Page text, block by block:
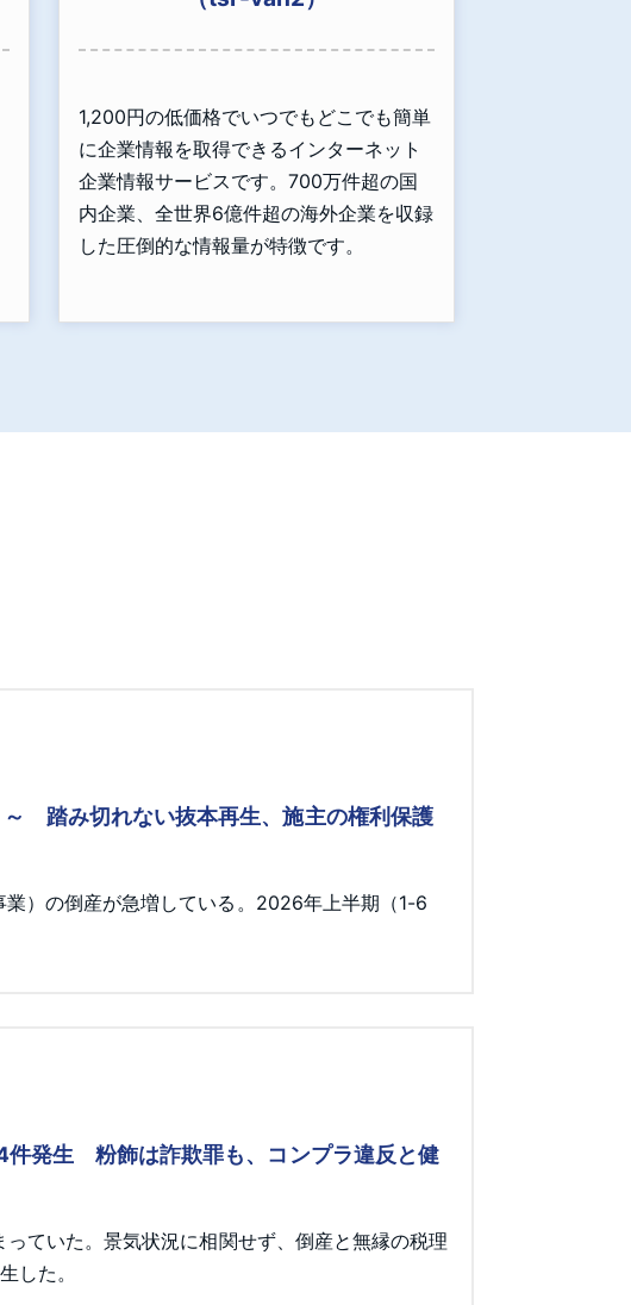
1,200円の低価格でいつでもどこでも簡単
に企業情報を取得できるインターネット
企業情報サービスです。700万件超の国
内企業、全世界6億件超の海外企業を収録
した圧倒的な情報量が特徴です。
踏み切れない抜本再生、施主の権利保護
）の倒産が急増している。2026年上半期（1-6
発生 粉飾は詐欺罪も、コンプラ違反と健
ていた。景気状況に相関せず、倒産と無縁の税理
した。